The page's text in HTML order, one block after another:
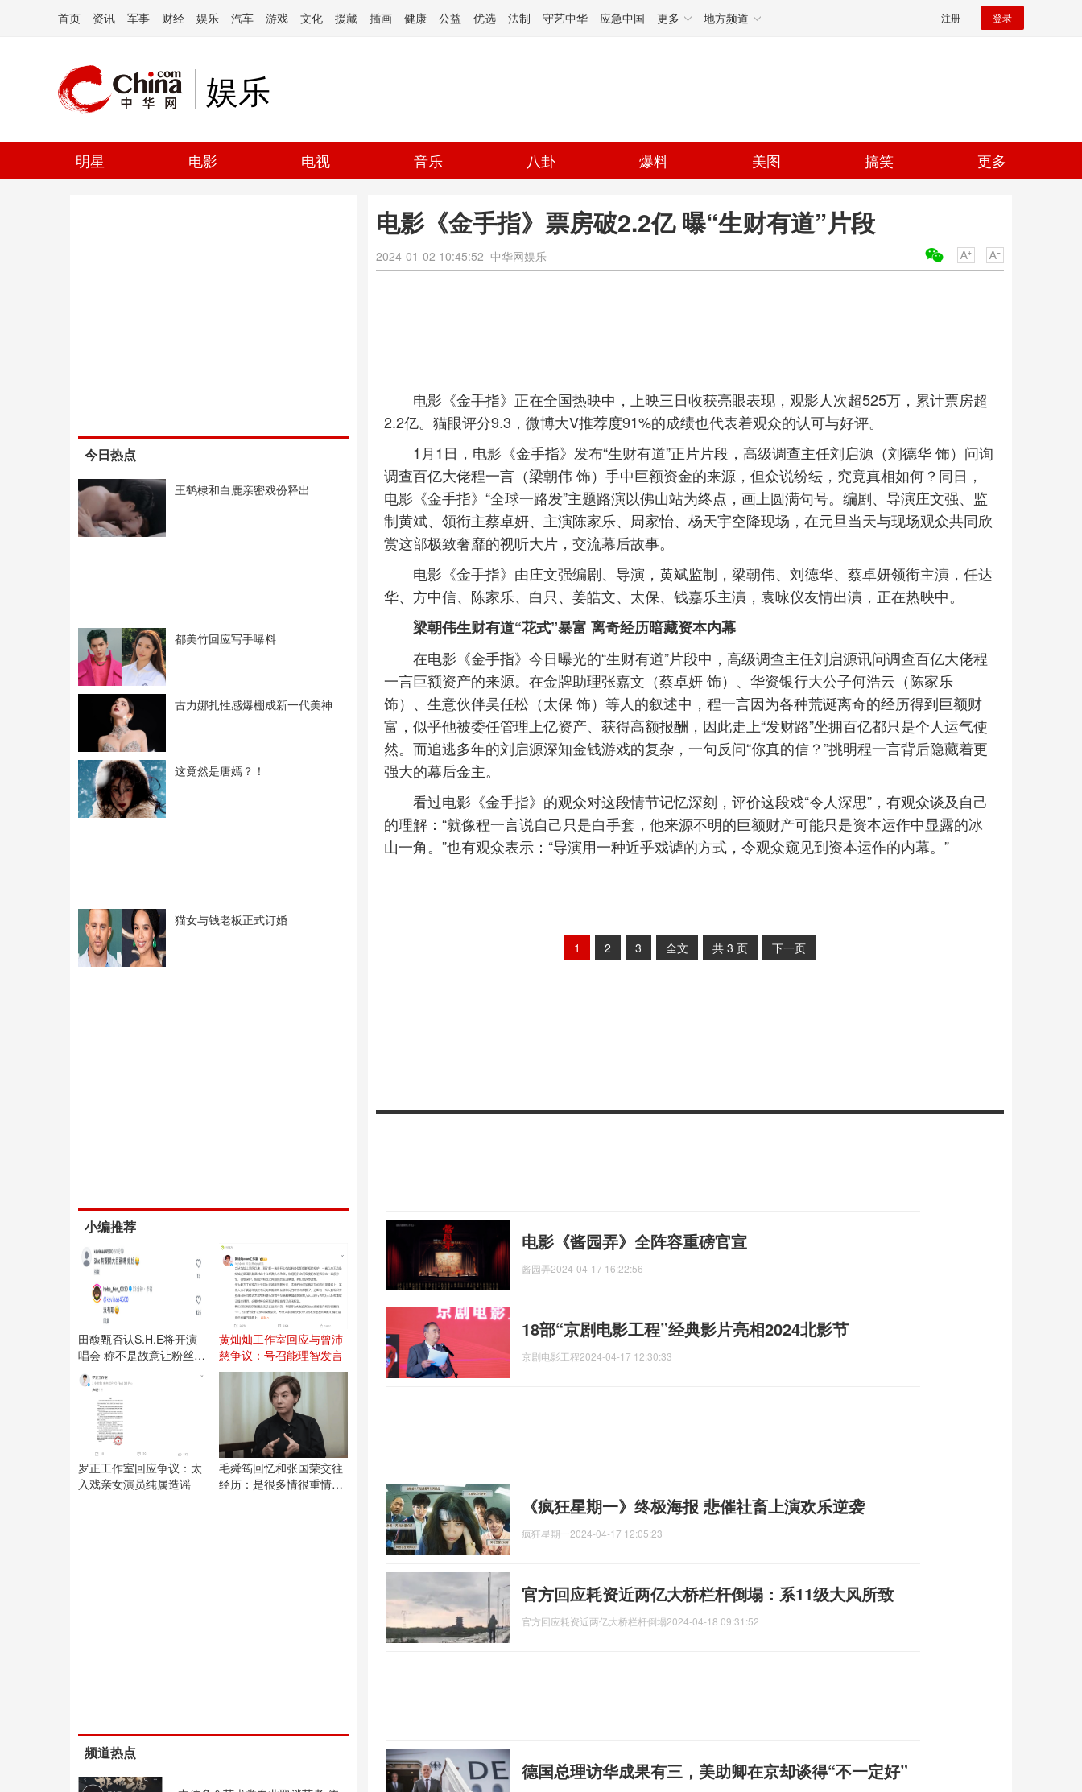
首页 资讯 军事 财经 娱乐 汽车 游戏 文化 援藏 插画 健康 公益 优选 法制 守艺中华 应急中国 更多 地方频道 注册 登录
娱乐
明星 电影 电视 音乐 八卦 爆料 美图 搞笑 更多
今日热点
王鹤棣和白鹿亲密戏份释出
都美竹回应写手曝料
古力娜扎性感爆棚成新一代美神
这竟然是唐嫣？！
猫女与钱老板正式订婚
小编推荐
田馥甄否认S.H.E将开演
唱会 称不是故意让粉丝失
望
黄灿灿工作室回应与曾沛
慈争议：号召能理智发言
罗正工作室回应争议：太
入戏亲女演员纯属造谣
毛舜筠回忆和张国荣交往
经历：是很多情很重情的
频道热点
电影《金手指》票房破2.2亿 曝“生财有道”片段
2024-01-02 10:45:52 中华网娱乐
电影《金手指》正在全国热映中，上映三日收获亮眼表现，观影人次超525万，累计票房超
2.2亿。猫眼评分9.3，微博大V推荐度91%的成绩也代表着观众的认可与好评。
1月1日，电影《金手指》发布“生财有道”正片片段，高级调查主任刘启源（刘德华 饰）问询
调查百亿大佬程一言（梁朝伟 饰）手中巨额资金的来源，但众说纷纭，究竟真相如何？同日，
电影《金手指》“全球一路发”主题路演以佛山站为终点，画上圆满句号。编剧、导演庄文强、监
制黄斌、领衔主蔡卓妍、主演陈家乐、周家怡、杨天宇空降现场，在元旦当天与现场观众共同欣
赏这部极致奢靡的视听大片，交流幕后故事。
电影《金手指》由庄文强编剧、导演，黄斌监制，梁朝伟、刘德华、蔡卓妍领衔主演，任达
华、方中信、陈家乐、白只、姜皓文、太保、钱嘉乐主演，袁咏仪友情出演，正在热映中。
梁朝伟生财有道“花式”暴富 离奇经历暗藏资本内幕
在电影《金手指》今日曝光的“生财有道”片段中，高级调查主任刘启源讯问调查百亿大佬程
一言巨额资产的来源。在金牌助理张嘉文（蔡卓妍 饰）、华资银行大公子何浩云（陈家乐
饰）、生意伙伴吴任松（太保 饰）等人的叙述中，程一言因为各种荒诞离奇的经历得到巨额财
富，似乎他被委任管理上亿资产、获得高额报酬，因此走上“发财路”坐拥百亿都只是个人运气使
然。而追逃多年的刘启源深知金钱游戏的复杂，一句反问“你真的信？”挑明程一言背后隐藏着更
强大的幕后金主。
看过电影《金手指》的观众对这段情节记忆深刻，评价这段戏“令人深思”，有观众谈及自己
的理解：“就像程一言说自己只是白手套，他来源不明的巨额财产可能只是资本运作中显露的冰
山一角。”也有观众表示：“导演用一种近乎戏谑的方式，令观众窥见到资本运作的内幕。”
1 2 3 全文 共 3 页 下一页
电影《酱园弄》全阵容重磅官宣
酱园弄2024-04-17 16:22:56
18部“京剧电影工程”经典影片亮相2024北影节
京剧电影工程2024-04-17 12:30:33
《疯狂星期一》终极海报 悲催社畜上演欢乐逆袭
疯狂星期一2024-04-17 12:05:23
官方回应耗资近两亿大桥栏杆倒塌：系11级大风所致
官方回应耗资近两亿大桥栏杆倒塌2024-04-18 09:31:52
德国总理访华成果有三，美助卿在京却谈得“不一定好”